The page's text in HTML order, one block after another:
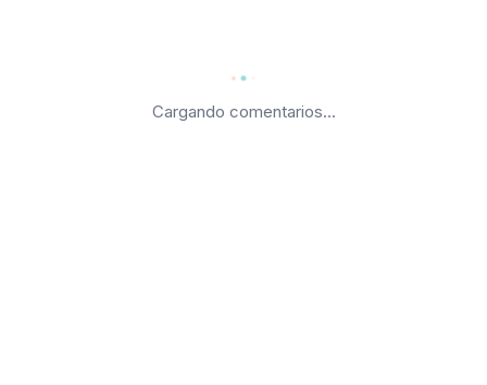
Cargando comentarios...